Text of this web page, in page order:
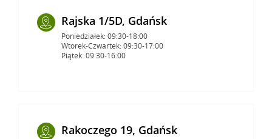
Rajska 1/5D, Gdańsk
Poniedziałek: 09:30-18:00
Wtorek-Czwartek: 09:30-17:00
Piątek: 09:30-16:00
Rakoczego 19, Gdańsk